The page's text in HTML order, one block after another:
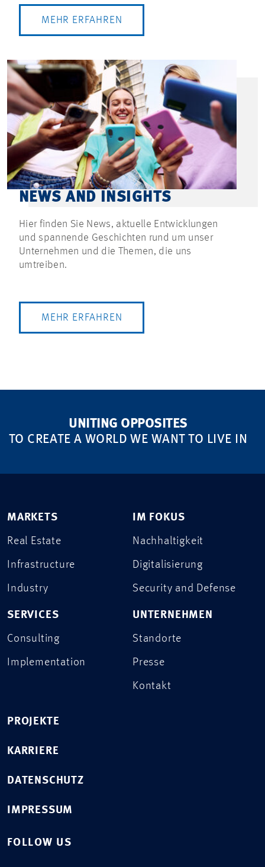
MEHR ERFAHREN
NEWS AND INSIGHTS
Hier finden Sie News, aktuelle Entwicklungen
und spannende Geschichten rund um unser
Unternehmen und die Themen, die uns
umtreiben.
MEHR ERFAHREN
UNITING OPPOSITES
TO CREATE A WORLD WE WANT TO LIVE IN
MARKETS
Real Estate
Infrastructure
Industry
SERVICES
Consulting
Implementation
IM FOKUS
Nachhaltigkeit
Digitalisierung
Security and Defense
UNTERNEHMEN
Standorte
Presse
Kontakt
PROJEKTE
KARRIERE
DATENSCHUTZ
IMPRESSUM
FOLLOW US